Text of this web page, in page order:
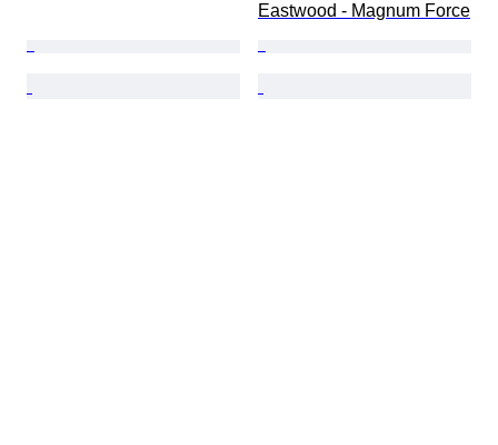
Eastwood - Magnum Force